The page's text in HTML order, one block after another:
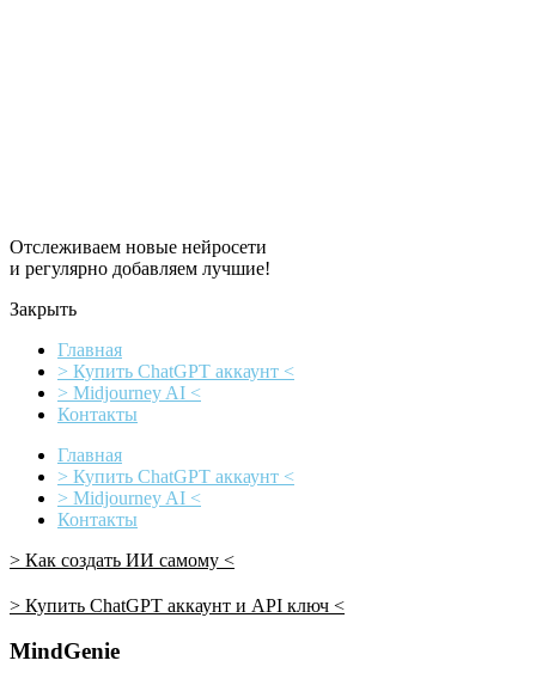
Отслеживаем новые нейросети
и регулярно добавляем лучшие!
Закрыть
Главная
> Купить ChatGPT аккаунт <
> Midjourney AI <
Контакты
Главная
> Купить ChatGPT аккаунт <
> Midjourney AI <
Контакты
> Как создать ИИ самому <
> Купить ChatGPT аккаунт и API ключ <
MindGenie